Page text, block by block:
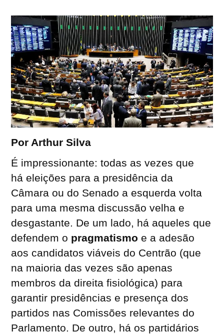
Por Arthur Silva
É impressionante: todas as vezes que
há eleições para a presidência da
Câmara ou do Senado a esquerda volta
para uma mesma discussão velha e
desgastante. De um lado, há aqueles que
defendem o pragmatismo e a adesão
aos candidatos viáveis do Centrão (que
na maioria das vezes são apenas
membros da direita fisiológica) para
garantir presidências e presença dos
partidos nas Comissões relevantes do
Parlamento. De outro, há os partidários